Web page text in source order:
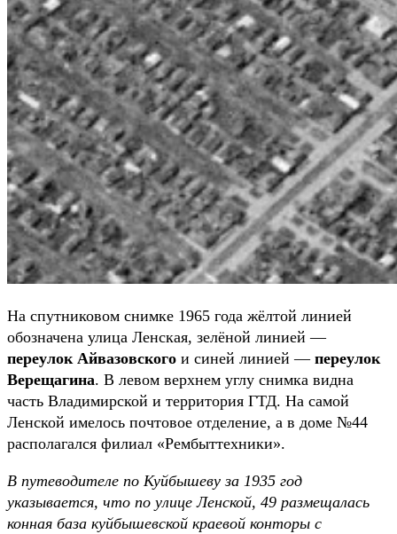
На спутниковом снимке 1965 года жёлтой линией
обозначена улица Ленская, зелёной линией —
переулок Айвазовского и синей линией — переулок
Верещагина. В левом верхнем углу снимка видна
часть Владимирской и территория ГТД. На самой
Ленской имелось почтовое отделение, а в доме №44
располагался филиал «Рембыттехники».
В путеводителе по Куйбышеву за 1935 год
указывается, что по улице Ленской, 49 размещалась
конная база куйбышевской краевой конторы с